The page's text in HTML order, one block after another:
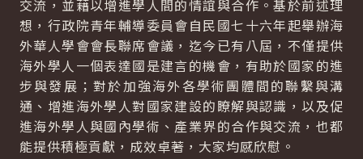
交流，並藉以增進學人間的情誼與合作。基於前述理
想，行政院青年輔導委員會自民國七十六年起舉辦海
外華人學會會長聯席會議，迄今已有八屆，不僅提供
海外學人一個表達國是建言的機會，有助於國家的進
步與發展；對於加強海外各學術團體間的聯繫與溝
通、增進海外學人對國家建設的瞭解與認識，以及促
進海外學人與國內學術、產業界的合作與交流，也都
能提供積極貢獻，成效卓著，大家均感欣慰。